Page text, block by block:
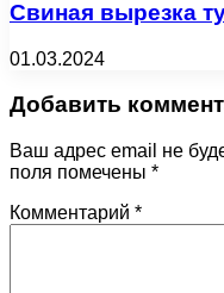
Свиная вырезка
01.03.2024
Добавить
Ваш адрес email не
поля помечены *
Комментарий *